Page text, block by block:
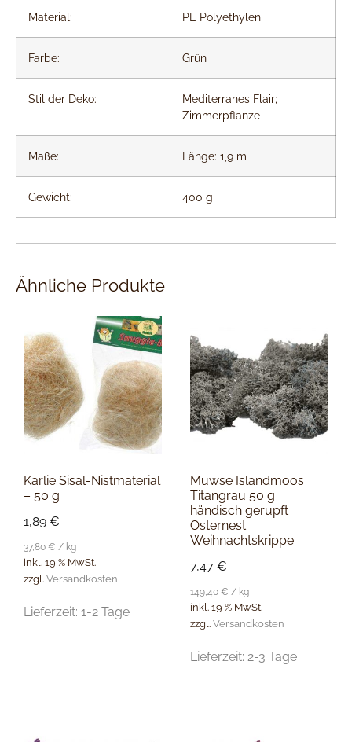
Material: PE Polyethylen
Farbe: Grün
Stil der Deko:
Mediterranes Flair;
Zimmerpflanze
Maße: Länge: 1,9 m
Gewicht: 400 g
Ähnliche Produkte
Karlie Sisal-Nistmaterial
– 50 g
1,89 €
37,80 € / kg
inkl. 19 % MwSt.
zzgl. Versandkosten
Lieferzeit: 1-2 Tage
Muwse Islandmoos
Titangrau 50 g
händisch gerupft
Osternest
Weihnachtskrippe
7,47€
149,40€ / kg
inkl. 19 % MwSt.
zzgl.Versandkosten
Lieferzeit:2-3 Tage